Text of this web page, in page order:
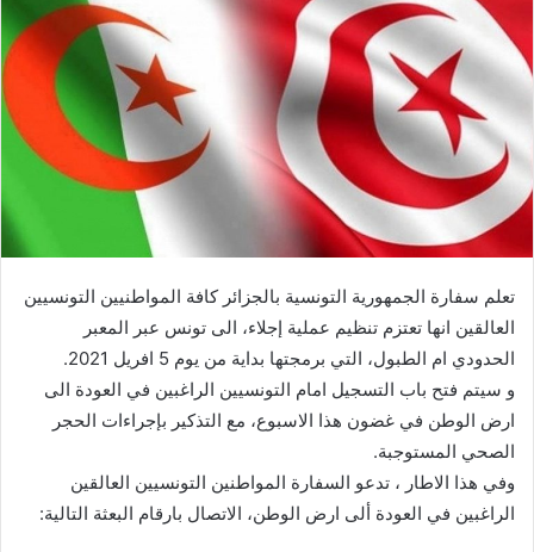
تعلم سفارة الجمهورية التونسية بالجزائر كافة المواطنيين التونسيين
العالقين انها تعتزم تنظيم عملية إجلاء، الى تونس عبر المعبر
الحدودي ام الطبول، التي برمجتها بداية من يوم 5 افريل 2021.
و سيتم فتح باب التسجيل امام التونسيين الراغبين في العودة الى
ارض الوطن في غضون هذا الاسبوع، مع التذكير بإجراءات الحجر
الصحي المستوجبة.
وفي هذا الاطار ، تدعو السفارة المواطنين التونسيين العالقين
الراغبين في العودة ألى ارض الوطن، الاتصال بارقام البعثة التالية: